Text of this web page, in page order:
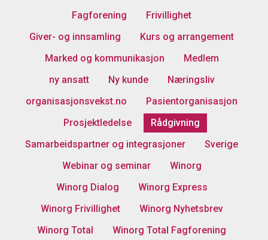
Fagforening
Frivillighet
Giver- og innsamling
Kurs og arrangement
Marked og kommunikasjon
Medlem
ny ansatt
Ny kunde
Næringsliv
organisasjonsvekst.no
Pasientorganisasjon
Prosjektledelse
Rådgivning
Samarbeidspartner og integrasjoner
Sverige
Webinar og seminar
Winorg
Winorg Dialog
Winorg Express
Winorg Frivillighet
Winorg Nyhetsbrev
Winorg Total
Winorg Total Fagforening